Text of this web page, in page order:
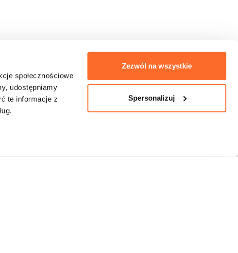
społecznościowe
udostępniamy
te informacje z
Zezwól na wszystkie
Spersonalizuj